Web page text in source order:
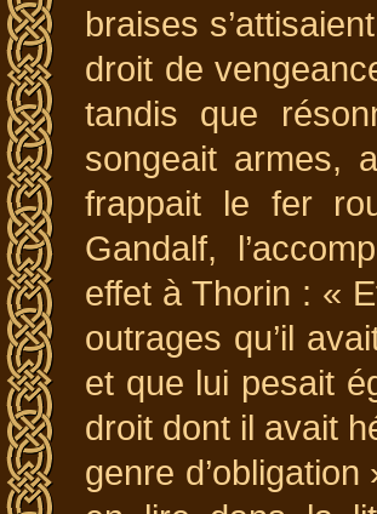
braises
droit de
tandis que
songeait
frappait le fer
Gandalf,
effet à Thorin : «
outrages qu’il
et que lui pesait
droit dont il avait
genre